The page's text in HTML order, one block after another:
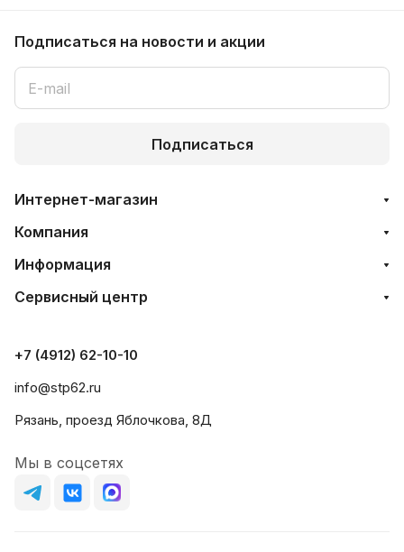
Подписаться на новости и акции
Подписаться
Интернет-магазин
Компания
Информация
Сервисный центр
+7 (4912) 62-10-10
info@stp62.ru
Рязань, проезд Яблочкова, 8Д
Мы в соцсетях